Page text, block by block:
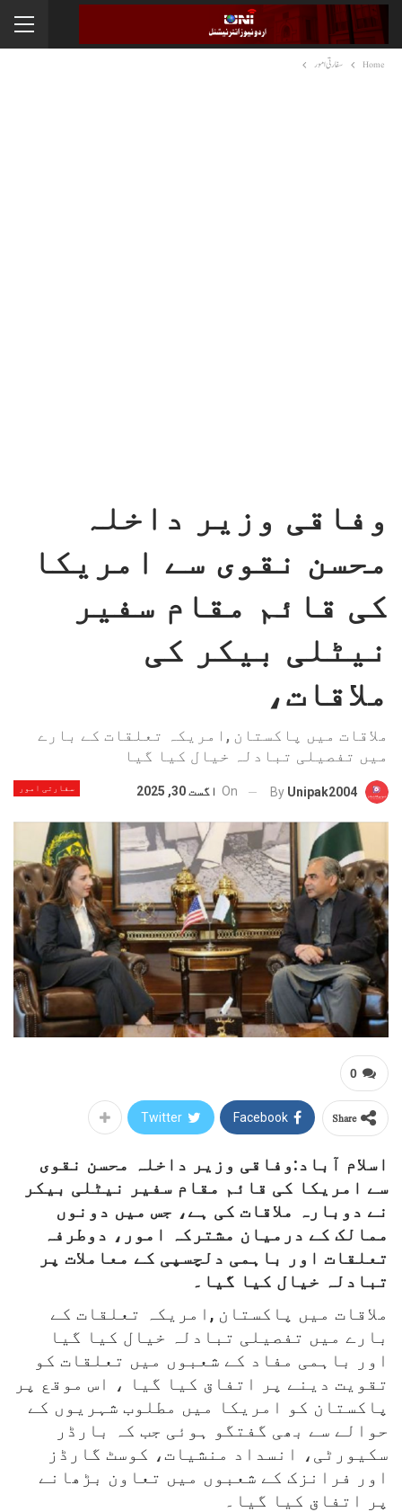
Home سفارتی امور
وفاقی وزیر داخلہ
محسن نقوی سے امریکا
کی قائم مقام سفیر
نیٹلی بیکر کی
ملاقات،
ملاقات میں پاکستان ,امریکہ تعلقات کے بارے
میں تفصیلی تبادلہ خیال کیا گیا
سفارتی امور By Unipak2004
On اگست 30, 2025
0
Share
Facebook
Twitter
اسلام آباد:وفاقی وزیر داخلہ محسن نقوی
سے امریکا کی قائم مقام سفیر نیٹلی بیکر
نے دوبارہ ملاقات کی ہے، جس میں دونوں
ممالک کے درمیان مشترکہ امور، دوطرفہ
تعلقات اور باہمی دلچسپی کے معاملات پر
تبادلہ خیال کیا گیا۔
ملاقات میں پاکستان ,امریکہ تعلقات کے
بارے میں تفصیلی تبادلہ خیال کیا گیا
اور باہمی مفاد کے شعبوں میں تعلقات کو
تقویت دینے پر اتفاق کیا گیا ، اس موقع پر
پاکستان کو امریکا میں مطلوب شہریوں کے
حوالے سے بھی گفتگو ہوئی جب کہ بارڈر
سکیورٹی، انسداد منشیات، کوسٹ گارڈز
اور فرانزک کے شعبوں میں تعاون بڑھانے
پر اتفاق کیا گیا۔